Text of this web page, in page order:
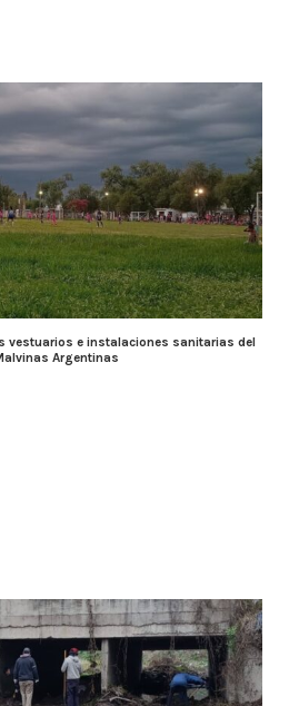
vestuarios e instalaciones sanitarias del
Argentinas